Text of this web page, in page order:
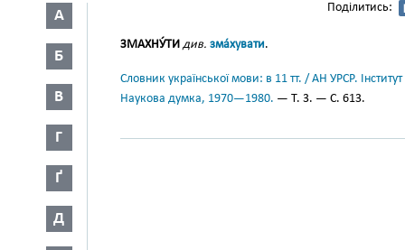
А
Б
В
Г
Ґ
Д
Поділитись:
ЗМАХНУ́ТИ див. зма́хувати.
Словник української мови: в 11 тт. / АН УРСР.
Наукова думка, 1970—1980. — Т. 3. — С. 613.